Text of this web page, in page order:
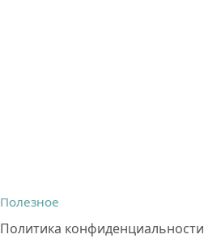
Полезное
Политика конфиденциальности